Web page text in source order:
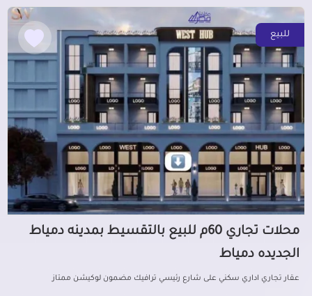
للبيع
محلات تجاري 60م للبيع بالتقسيط بمدينه دمياط
الجديده دمياط
عقار تجاري اداري سكني على شارع رئيسي ترافيك مضمون لوكيشن ممتاز